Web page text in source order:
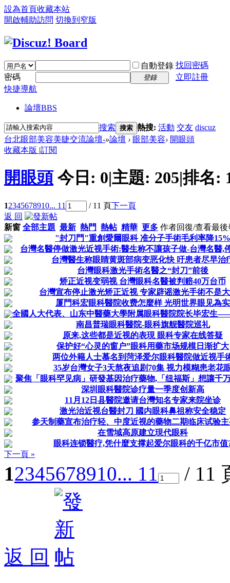
設為首頁收藏本站
開啟輔助訪問 切換到窄版
自動登錄 找回密碼
密碼
登錄
立即註冊
快捷導航
論壇BBS
搜索 搜索 熱搜: 活動 交友 discuz
台北眼部美容美睫交流論壇-»論壇 › 眼部美容› 開眼頭
收藏本版 |訂閱
開眼頭 今日: 0|主題: 205|排名:
12345678910... 11 / 11 頁下一頁
返 回
新窗 全部主題 最新 熱門 熱帖 精華 更多 作者回復/查看最後
"封刀門"重創愛爾眼科 准分子手術毛利率降15%
台灣名醫停做激光近视手術:醫生称不讓孩子做-台灣名醫,
台灣醫生称眼睛黄斑部病变恶化快 吁患者尽早治
台灣眼科激光手術名醫之“封刀”前後
矫正近视变弱视 台灣眼科名醫被判赔40万台币
台灣宣布停止激光矫正近视 专家辟谣激光手術不是
厦門科宏眼科醫院收费怎麼样 光明世界眼见為实
全國人大代表、山东中醫藥大學附属眼科醫院院长毕宏生
南昌普瑞眼科醫院-眼科旗舰醫院巡礼
原来,这些都是近视的表現 眼科专家在线答疑
保护好“心灵的窗户”眼科用藥市场规模日渐扩大
两位外籍人士慕名到菏泽爱尔眼科醫院做近视手
35岁台灣女子3天熬夜追剧70集 视力模糊患老花
聚焦「眼科罕见病」研發基因治疗藥物,「纽福斯」想讓千
深圳眼科醫院诊疗量一季度创新高
11月12日县醫院邀请台灣知名专家来院坐诊
激光治近视台醫封刀 國内眼科鼻祖称安全稳定
参天制藥宣布治疗轻、中度近视的藥物二期临床试验
在雪域高原建立現代眼科
眼科连锁醫疗,凭什麼支撑起爱尔眼科的千亿市值
下一頁 »
12345678910... 11 / 11
返 回